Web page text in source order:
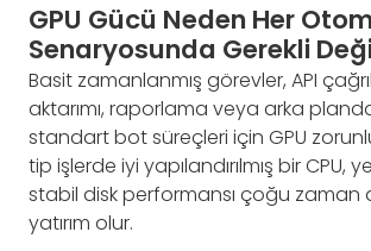
GPU Gücü Neden Her
Senaryosunda Gerekli
Basit zamanlanmış görevler, API
aktarımı, raporlama veya arka
standart bot süreçleri için GPU
tip işlerde iyi yapılandırılmış bir CPU,
stabil disk performansı çoğu
yatırım olur.